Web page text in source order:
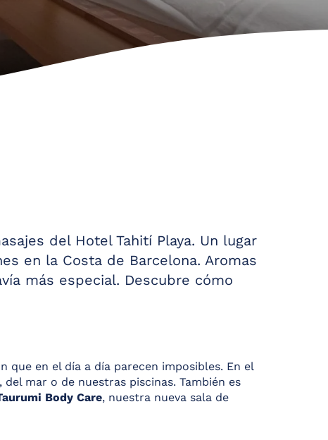
del Hotel Tahití Playa. Un lugar
en la Costa de Barcelona. Aromas
más especial. Descubre cómo
en el día a día parecen imposibles. En el
mar o de nuestras piscinas. También es
Body Care, nuestra nueva sala de